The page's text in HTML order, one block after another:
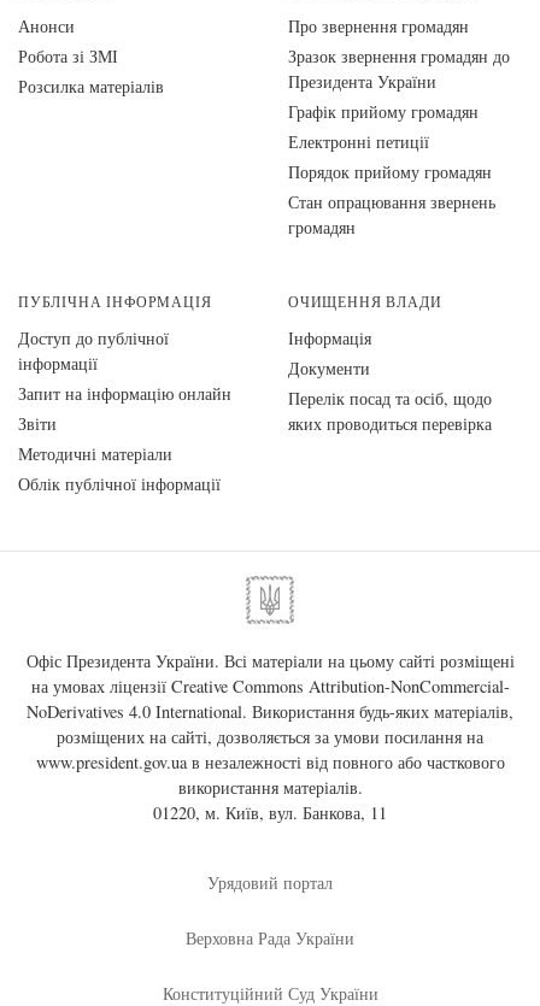
Анонси
Робота зі ЗМІ
Розсилка матеріалів
Про звернення громадян
Зразок звернення громадян до
Президента України
Графік прийому громадян
Електронні петиції
Порядок прийому громадян
Стан опрацювання звернень
громадян
ПУБЛІЧНА ІНФОРМАЦІЯ
Доступ до публічної
інформації
Запит на інформацію онлайн
Звіти
Методичні матеріали
Облік публічної інформації
ОЧИЩЕННЯ ВЛАДИ
Інформація
Документи
Перелік посад та осіб, щодо
яких проводиться перевірка
Офіс Президента України. Всі матеріали на цьому сайті розміщені
на умовах ліцензії Creative Commons Attribution-NonCommercial-
NoDerivatives 4.0 International. Використання будь-яких матеріалів,
розміщених на сайті, дозволяється за умови посилання на
www.president.gov.uaв незалежності від повного або часткового
використання матеріалів.
01220, м. Київ, вул. Банкова, 11
Урядовий портал
Верховна Рада України
Конституційний Суд України